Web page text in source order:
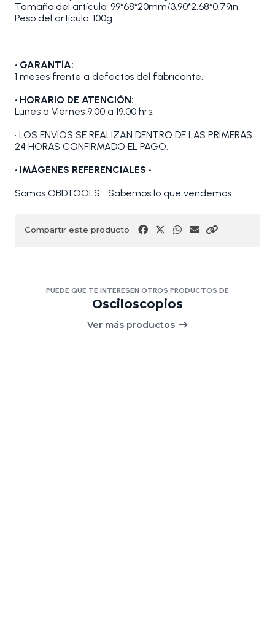
Tamaño del artículo: 99*68*20mm/3,90*2,68*0.79in
Peso del artículo: 100g
• GARANTÍA:
1 meses frente a defectos del fabricante.
• HORARIO DE ATENCIÓN:
Lunes a Viernes 9:00 a 19:00 hrs.
• LOS ENVÍOS SE REALIZAN DENTRO DE LAS PRIMERAS
24 HORAS CONFIRMADO EL PAGO.
• IMÁGENES REFERENCIALES •
Somos OBDTOOLS... Sabemos lo que vendemos.
Compartir este producto
PUEDE QUE TE INTERESEN OTROS PRODUCTOS DE
Osciloscopios
Ver más productos